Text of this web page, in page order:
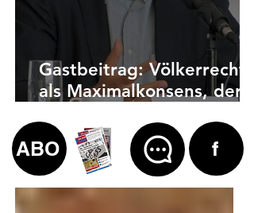
Gastbeitrag: Völkerrecht
als Maximalkonsens, der
ABO f